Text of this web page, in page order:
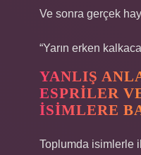
Ve sonra gerçek
“Yarın erken
YANLIŞ
ESPRILER
ISIMLERE
Toplumda isimlerle